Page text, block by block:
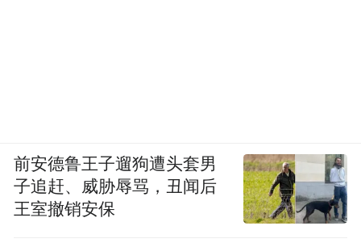
前安德鲁王子遛狗遭头套男
子追赶、威胁辱骂，丑闻后
王室撤销安保